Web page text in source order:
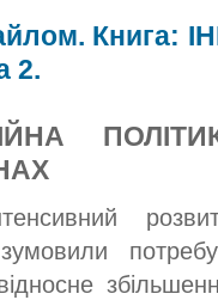
Книга:
2.
потребу